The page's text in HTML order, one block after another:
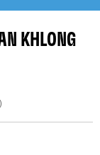
KHLONG